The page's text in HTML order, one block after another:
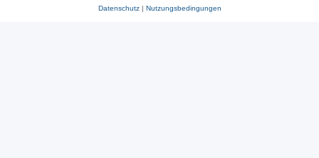
Datenschutz| Nutzungsbedingungen